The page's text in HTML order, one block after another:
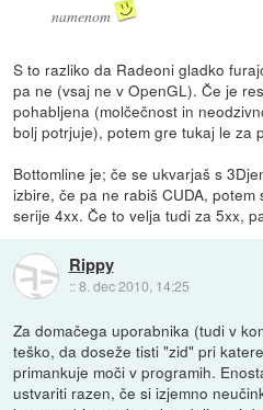
namenom
S to razliko da Radeoni gladko
pa ne (vsaj ne v OpenGL). Če je
pohabljena (molčečnost in
bolj potrjuje), potem gre tukaj le za
Bottomline je; če se ukvarjaš s
izbire, če pa ne rabiš CUDA,
serije 4xx. Če to velja tudi za 5xx,
Rippy
::8. dec 2010, 14:25
Za domačega uporabnika (tudi v
teško, da doseže tisti "zid" pri
primankuje moči v programih.
ustvariti razen, če si izjemno